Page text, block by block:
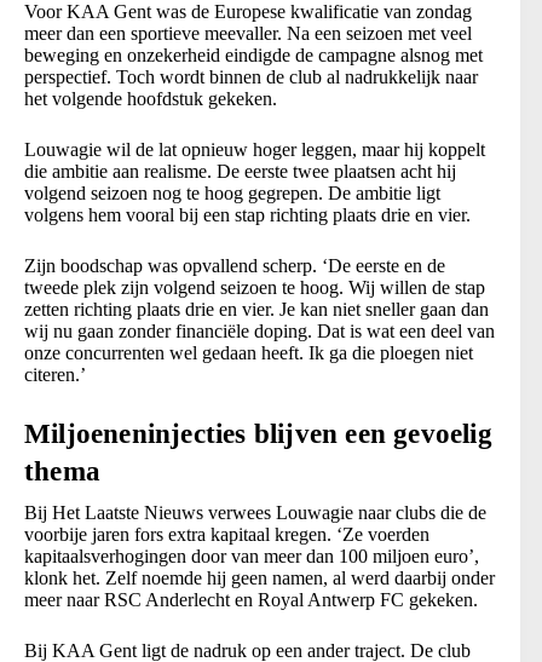
Voor KAA Gent was de Europese kwalificatie van zondag
meer dan een sportieve meevaller. Na een seizoen met veel
beweging en onzekerheid eindigde de campagne alsnog met
perspectief. Toch wordt binnen de club al nadrukkelijk naar
het volgende hoofdstuk gekeken.
Louwagie wil de lat opnieuw hoger leggen, maar hij koppelt
die ambitie aan realisme. De eerste twee plaatsen acht hij
volgend seizoen nog te hoog gegrepen. De ambitie ligt
volgens hem vooral bij een stap richting plaats drie en vier.
Zijn boodschap was opvallend scherp. ‘De eerste en de
tweede plek zijn volgend seizoen te hoog. Wij willen de stap
zetten richting plaats drie en vier. Je kan niet sneller gaan dan
wij nu gaan zonder financiële doping. Dat is wat een deel van
onze concurrenten wel gedaan heeft. Ik ga die ploegen niet
citeren.’
Miljoeneninjecties blijven een gevoelig
thema
Bij Het Laatste Nieuws verwees Louwagie naar clubs die de
voorbije jaren fors extra kapitaal kregen. ‘Ze voerden
kapitaalsverhogingen door van meer dan 100 miljoen euro’,
klonk het. Zelf noemde hij geen namen, al werd daarbij onder
meer naar RSC Anderlecht en Royal Antwerp FC gekeken.
Bij KAA Gent ligt de nadruk op een ander traject. De club